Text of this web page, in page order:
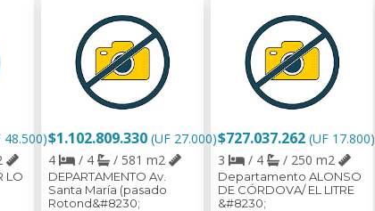
48.500)
LO
$1.102.809.330 (UF 27.000)
4
/ 4 / 581 m2
DEPARTAMENTO Av.
Santa María (pasado
Rotond&#8230;
$727.037.262 (UF 17.800)
3
/ 4 / 250 m2
Departamento ALONSO
DE CÓRDOVA/ EL LITRE
&#8230;